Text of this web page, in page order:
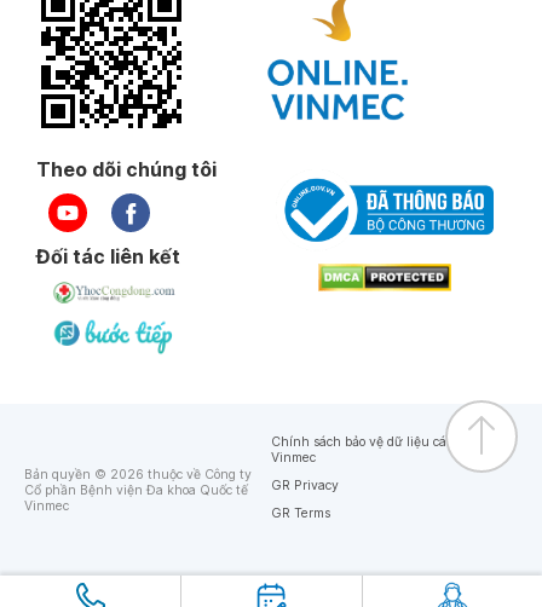
Theo dõi chúng tôi
Đối tác liên kết
Bản quyền © 2026 thuộc về Công ty
Cổ phần Bệnh viện Đa khoa Quốc tế
Vinmec
Chính sách bảo vệ dữ liệu cá nhân của
Vinmec
GR Privacy
GR Terms